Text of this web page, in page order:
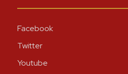
Facebook
Twitter
Youtube